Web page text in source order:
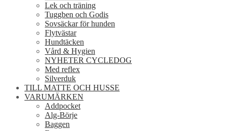
Lek och träning
Tuggben och Godis
Sovsäckar för hunden
Flytvästar
Hundtäcken
Vård & Hygien
NYHETER CYCLEDOG
Med reflex
Silverduk
TILL MATTE OCH HUSSE
VARUMÄRKEN
Addpocket
Alg-Börje
Baggen